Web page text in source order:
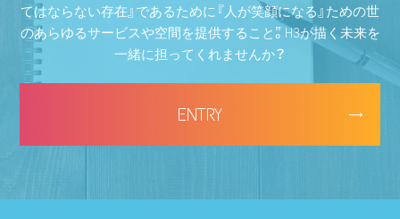
てはならない存在』であるために『人が笑顔になる』ための世
のあらゆるサービスや空間を提供すること”。H3が描く未来を
一緒に担ってくれませんか？
ENTRY